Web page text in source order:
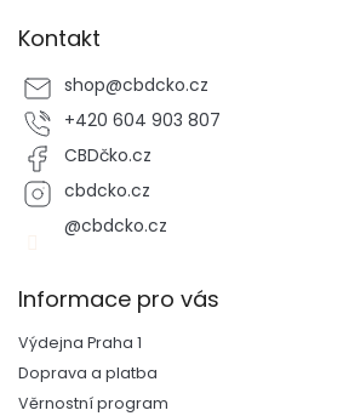
Kontakt
shop@cbdcko.cz
+420 604 903 807
CBDčko.cz
cbdcko.cz
@cbdcko.cz
Informace pro vás
Výdejna Praha 1
Doprava a platba
Věrnostní program